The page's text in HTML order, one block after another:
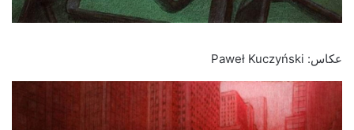
عکاس: Paweł Kuczyński